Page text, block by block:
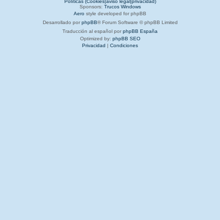
Sponsors: Trucos Windows
Aero style developed for phpBB
Desarrollado por phpBB® Forum Software © phpBB Limited
Traducción al español por phpBB España
Optimized by: phpBB SEO
Privacidad | Condiciones